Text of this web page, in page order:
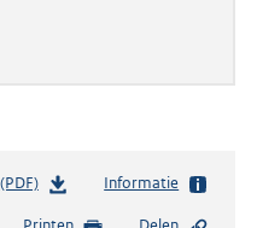
b
Informatie